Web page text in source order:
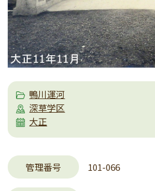
鴨川運河
深草学区
大正
管理番号 101-066